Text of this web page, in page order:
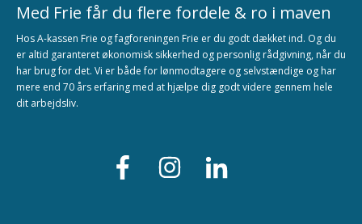
Med Frie får du flere fordele & ro i maven
Hos A-kassen Frie og fagforeningen Frie er du godt dækket ind. Og du
er altid garanteret økonomisk sikkerhed og personlig rådgivning, når du
har brug for det. Vi er både for lønmodtagere og selvstændige og har
mere end 70 års erfaring med at hjælpe dig godt videre gennem hele
dit arbejdsliv.